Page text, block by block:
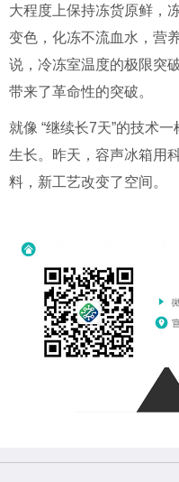
大程度上保持冻货原鲜，
变色，化冻不流血水，营
说，冷冻室温度的极限突
带来了革命性的突破。
就像 “继续长7天”的技术
生长。昨天，容声冰箱用
料，新工艺改变了空间。